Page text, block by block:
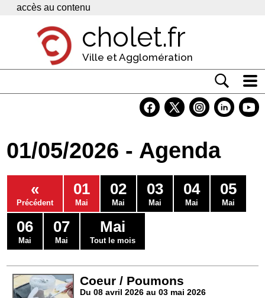
Panneau de gestion des cookies
accès au contenu
cholet.fr
Ville et Agglomération
Economie
Services
Contacts
01/05/2026 - Agenda
«
Précédent
01
Mai
02
Mai
03
Mai
04
Mai
05
Mai
06
Mai
07
Mai
Mai
Tout le mois
Coeur / Poumons
Du 08 avril 2026 au 03 mai 2026